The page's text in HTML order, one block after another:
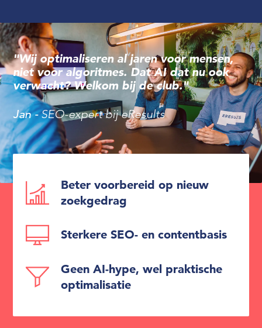
"Wij optimaliseren al jaren voor mensen,
niet voor algoritmes. Dat AI dat nu ook
verwacht? Welkom bij de club."
Jan -SEO-expert bij eResults
Beter voorbereid op nieuw
zoekgedrag
Sterkere SEO- en contentbasis
Geen AI-hype, wel praktische
optimalisatie